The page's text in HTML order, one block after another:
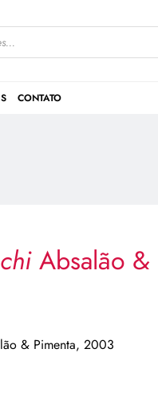
CONTATO
Absalão &
& Pimenta, 2003